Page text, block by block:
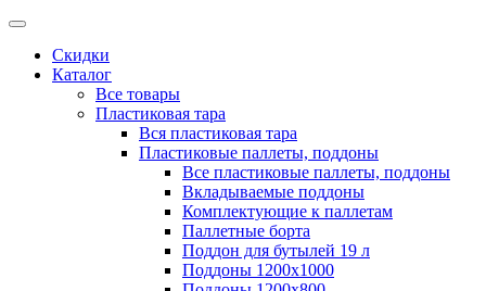
Скидки
Каталог
Все товары
Пластиковая тара
Вся пластиковая тара
Пластиковые паллеты, поддоны
Все пластиковые паллеты, поддоны
Вкладываемые поддоны
Комплектующие к паллетам
Паллетные борта
Поддон для бутылей 19 л
Поддоны 1200х1000